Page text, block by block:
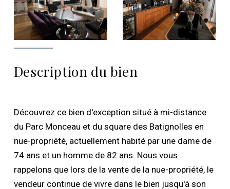
Description du bien
Découvrez ce bien d'exception situé à mi-distance
du Parc Monceau et du square des Batignolles en
nue-propriété, actuellement habité par une dame de
74 ans et un homme de 82 ans. Nous vous
rappelons que lors de la vente de la nue-propriété, le
vendeur continue de vivre dans le bien jusqu'à son